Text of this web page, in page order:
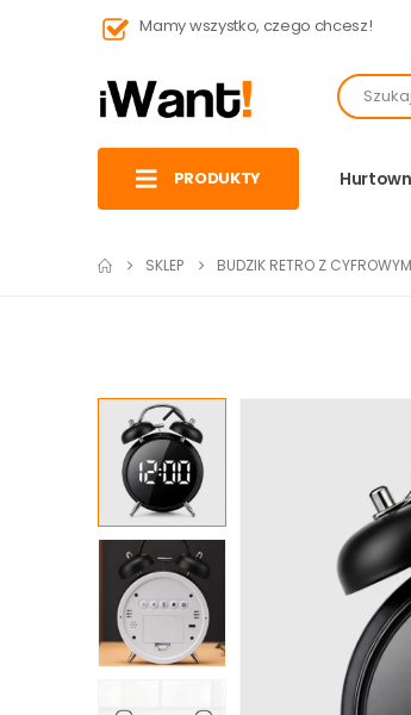
Mamy wszystko, czego chcesz!
PRODUKTY
SKLEP BUDZIK RETRO Z